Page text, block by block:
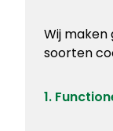
Wij maken
soorten
1.